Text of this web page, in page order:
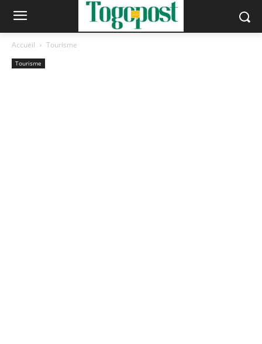
Accueil Tourisme
Tourisme